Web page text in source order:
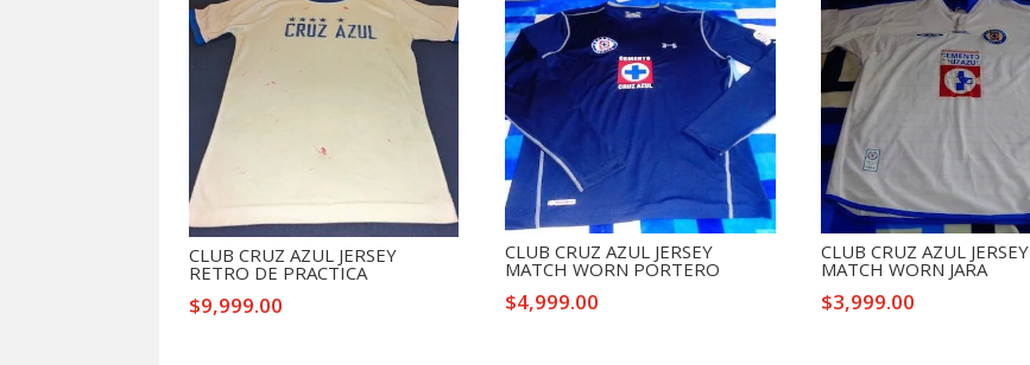
CLUB CRUZ AZUL JERSEY
RETRO DE PRACTICA
$9,999.00
CLUB CRUZ AZUL JERSEY
MATCH WORN PORTERO
$4,999.00
CLUB CRUZ AZUL JERSEY
MATCH WORN JARA
$3,999.00